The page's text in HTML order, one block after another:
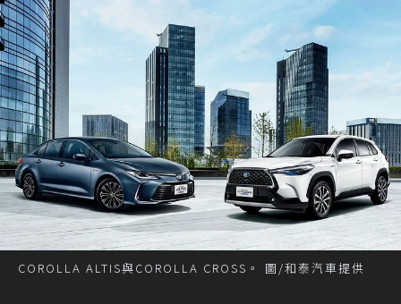
COROLLA ALTIS與COROLLA CROSS。 圖/和泰汽車提供